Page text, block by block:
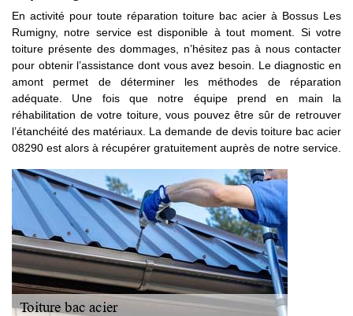
En activité pour toute réparation toiture bac acier à Bossus Les
Rumigny, notre service est disponible à tout moment. Si votre
toiture présente des dommages, n’hésitez pas à nous contacter
pour obtenir l’assistance dont vous avez besoin. Le diagnostic en
amont permet de déterminer les méthodes de réparation
adéquate. Une fois que notre équipe prend en main la
réhabilitation de votre toiture, vous pouvez être sûr de retrouver
l’étanchéité des matériaux. La demande de devis toiture bac acier
08290 est alors à récupérer gratuitement auprès de notre service.